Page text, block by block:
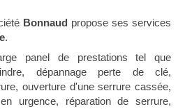
Bonnaud propose ses services
.
panel de prestations tel que
dépannage perte de clé,
ouverture d'une serrure cassée,
urgence, réparation de serrure,